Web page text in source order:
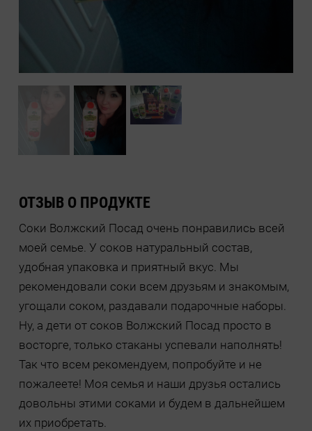
ОТЗЫВ О ПРОДУКТЕ
Соки Волжский Посад очень понравились всей
моей семье. У соков натуральный состав,
удобная упаковка и приятный вкус. Мы
рекомендовали соки всем друзьям и знакомым,
угощали соком, раздавали подарочные наборы.
Ну, а дети от соков Волжский Посад просто в
восторге, только стаканы успевали наполнять!
Так что всем рекомендуем, попробуйте и не
пожалеете! Моя семья и наши друзья остались
довольны этими соками и будем в дальнейшем
их приобретать.